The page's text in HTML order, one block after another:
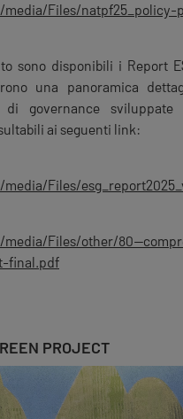
Files/natpf25_policy-
sono disponibili i Report
una panoramica
governance sviluppate
ai seguenti link:
Files/
Files/other/80--
final.pdf
PROJECT